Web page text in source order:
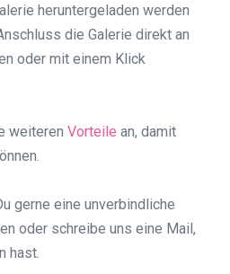
heruntergeladen werden
die Galerie direkt an
oder mit einem Klick
weiteren Vorteile an, damit
gerne eine unverbindliche
oder schreibe uns eine Mail,
hast.